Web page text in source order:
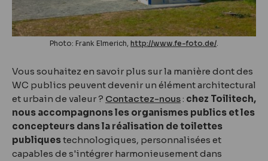
Photo: Frank Elmerich, http://www.fe-foto.de/.
Vous souhaitez en savoir plus sur la manière dont des
WC publics peuvent devenir un élément architectural
et urbain de valeur ? Contactez-nous: chez Toilitech,
nous accompagnons les organismes publics et les
concepteurs dans la réalisation de toilettes
publiquestechnologiques, personnalisées et
capables de s'intégrer harmonieusement dans